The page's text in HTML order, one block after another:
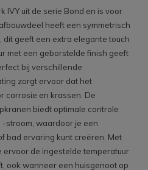
IVY uit de serie Bond en is voor
heeft een symmetrisch
geeft een extra elegante touch
met een geborstelde finish geeft
bij verschillende
zorgt ervoor dat het
corrosie en krassen. De
biedt optimale controle
stroom, waardoor je een
bad ervaring kunt creëren. Met
de ingestelde temperatuur
ook wanneer een huisgenoot op